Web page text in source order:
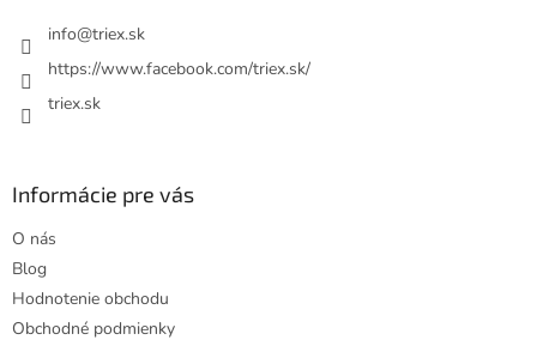
info@triex.sk
https://www.facebook.com/triex.sk/
triex.sk
Informácie pre vás
O nás
Blog
Hodnotenie obchodu
Obchodné podmienky